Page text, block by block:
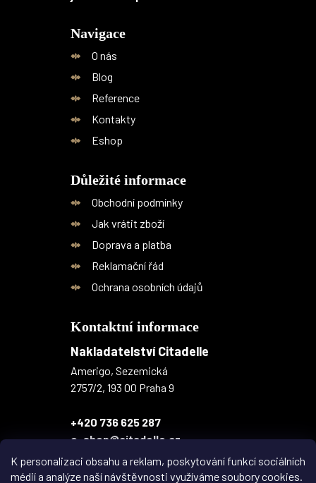
K personalizaci obsahu a reklam, poskytování funkcí sociálních
médií a analýze naší návštěvnosti využíváme soubory cookies.
Navigace
O nás
Blog
Reference
Kontakty
Eshop
Důležité informace
Obchodní podmínky
Jak vrátit zboží
Doprava a platba
Reklamační řád
Ochrana osobních údajů
Kontaktní informace
Nakladatelství Citadelle
Amerigo, Sezemická
2757/2, 193 00 Praha 9
+420 736 625 287
e-shop@citadelle.cz